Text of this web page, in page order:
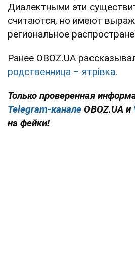
Диалектными эти
считаются, но имеют
региональное
Ранее OBOZ.UA
родственница – ятрівка.
Только проверенная
Telegram-канале OBOZ.UA и
на фейки!